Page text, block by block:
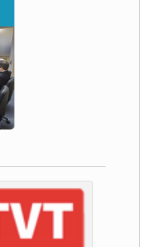
e Caminhoneiros Autonomos
TRABALHADORA
Democrático de Direito
da CNTTL
avaliar proposta de reajuste
transportes está mantido,
terça-feira (20)
que liga o Mercosul ao
e fazem protesto